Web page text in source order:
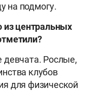
на подмогу.
из центральных
девчата. Рослые,
клубов
для физической